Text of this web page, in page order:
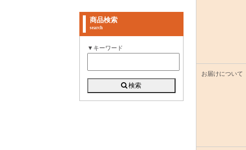
お届けについて
商品検索
search
▼キーワード